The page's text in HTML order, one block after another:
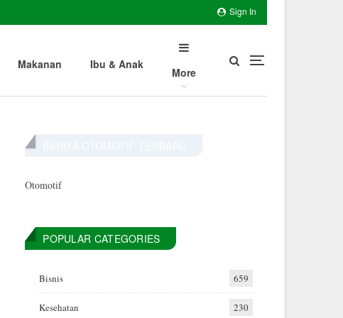
Sign In
Makanan Ibu & Anak
More
Otomotif
POPULAR CATEGORIES
Bisnis 659
Kesehatan 230